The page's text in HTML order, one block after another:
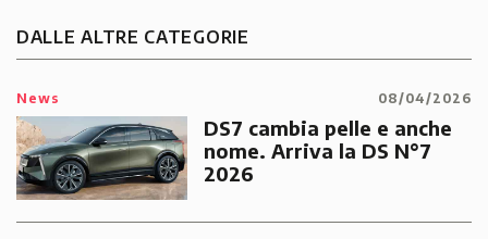
DALLE ALTRE CATEGORIE
News 08/04/2026
DS7 cambia pelle e anche
nome. Arriva la DS N°7
2026